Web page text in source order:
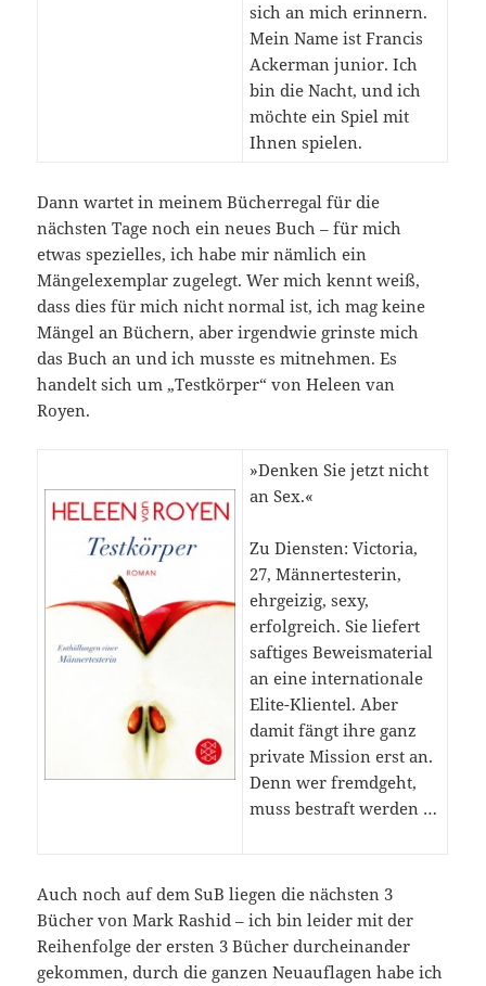
sich an mich erinnern.
Mein Name ist Francis
Ackerman junior. Ich
bin die Nacht, und ich
möchte ein Spiel mit
Ihnen spielen.
Dann wartet in meinem Bücherregal für die
nächsten Tage noch ein neues Buch – für mich
etwas spezielles, ich habe mir nämlich ein
Mängelexemplar zugelegt. Wer mich kennt weiß,
dass dies für mich nicht normal ist, ich mag keine
Mängel an Büchern, aber irgendwie grinste mich
das Buch an und ich musste es mitnehmen. Es
handelt sich um „Testkörper“ von Heleen van
Royen.
»Denken Sie jetzt nicht
an Sex.«
Zu Diensten: Victoria,
27, Männertesterin,
ehrgeizig, sexy,
erfolgreich. Sie liefert
saftiges Beweismaterial
an eine internationale
Elite-Klientel. Aber
damit fängt ihre ganz
private Mission erst an.
Denn wer fremdgeht,
muss bestraft werden …
Auch noch auf dem SuB liegen die nächsten 3
Bücher von Mark Rashid – ich bin leider mit der
Reihenfolge der ersten 3 Bücher durcheinander
gekommen, durch die ganzen Neuauflagen habe ich